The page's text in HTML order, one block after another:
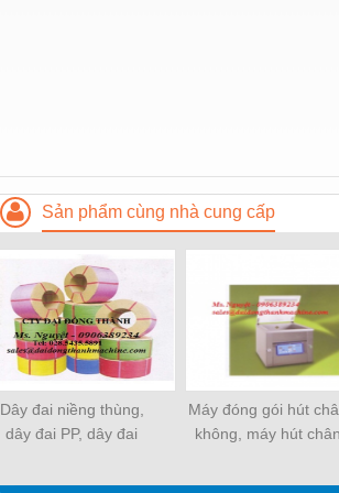
Sản phẩm cùng nhà cung cấp
Dây đai niềng thùng,
dây đai PP, dây đai
Máy đóng gói hút
không, máy hút chân